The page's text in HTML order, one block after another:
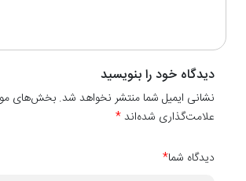
دیدگاه خود را بنویسید
نشانی ایمیل شما منتشر نخواهد شد. بخش‌های
علامت‌گذاری شده‌اند*
دیدگاه شما*